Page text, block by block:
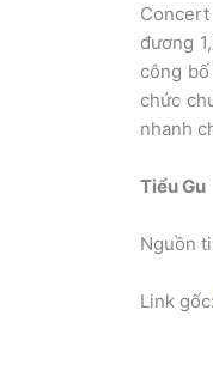
đương
công
chức
nhanh
Tiểu Gu
Nguồn
Link gốc: